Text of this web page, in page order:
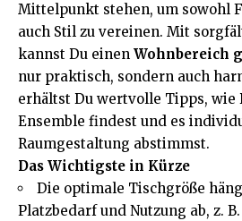
Mittelpunkt stehen, um sowohl
auch Stil zu vereinen. Mit
kannst Du einen Wohnbereich
nur praktisch, sondern auch
erhältst Du wertvolle Tipps, wie
Ensemble findest und es
Raumgestaltung abstimmst.
Das Wichtigste in Kürze
Die optimale Tischgröße
Platzbedarf und Nutzung ab, z.